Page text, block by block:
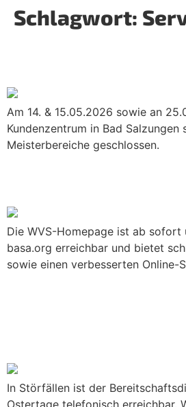
Schlagwort:
Am 14. & 15.05.2026 sowie an
Kundenzentrum in Bad Salzungen
Meisterbereiche geschlossen.
Die WVS-Homepage ist ab
basa.org erreichbar und bietet
sowie einen verbesserten Online-
In Störfällen ist der
Ostertage telefonisch erreichbar.